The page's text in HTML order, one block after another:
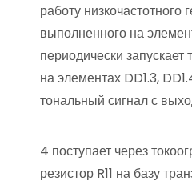
работу низкочастотного
выполненного на
периодически
на элементах DD1.3,
тональный сигнал с
4 поступает через
резистор R11 на базу